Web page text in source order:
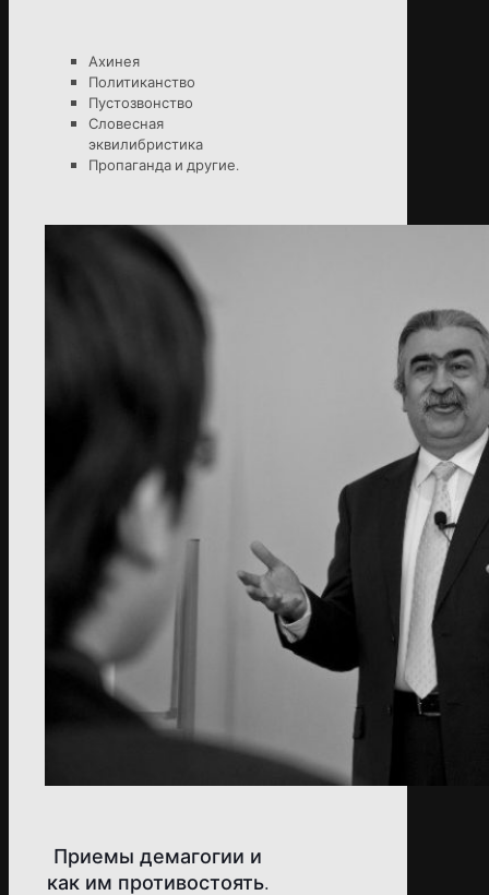
Ахинея
Политиканство
Пустозвонство
Словесная
эквилибристика
Пропаганда и другие.
Приемы демагогии и
как им противостоять.